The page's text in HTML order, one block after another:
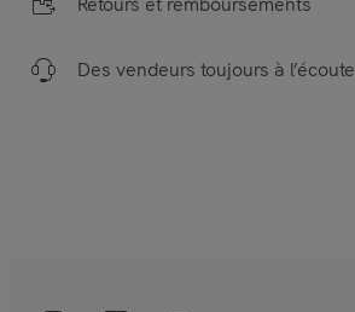
Des vendeurs toujours à l’écoute